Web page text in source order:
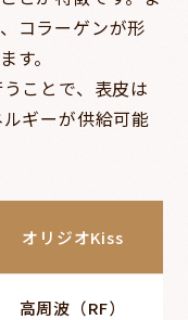
コラーゲンが形
す。
ことで、表皮は
ギーが供給可能
オリジオKiss
高周波（RF）